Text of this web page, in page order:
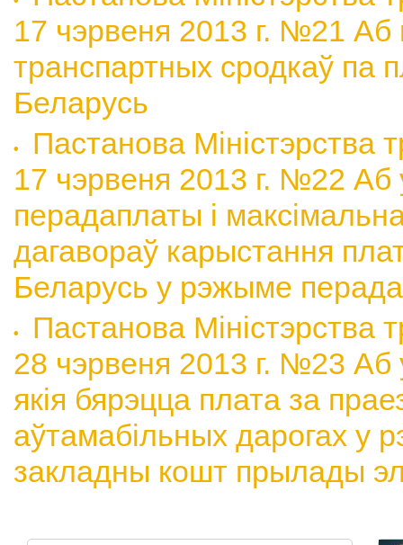
17 чэрвеня 2013 г. №21 Аб
транспартных сродкаў па
Беларусь
Пастанова Міністэрства
17 чэрвеня 2013 г. №22 Аб
перадаплаты і
дагавораў карыстання
Беларусь у рэжыме
Пастанова Міністэрства
28 чэрвеня 2013 г. №23 Аб
якія бярэцца плата за
аўтамабільных дарогах у
закладны кошт прылады